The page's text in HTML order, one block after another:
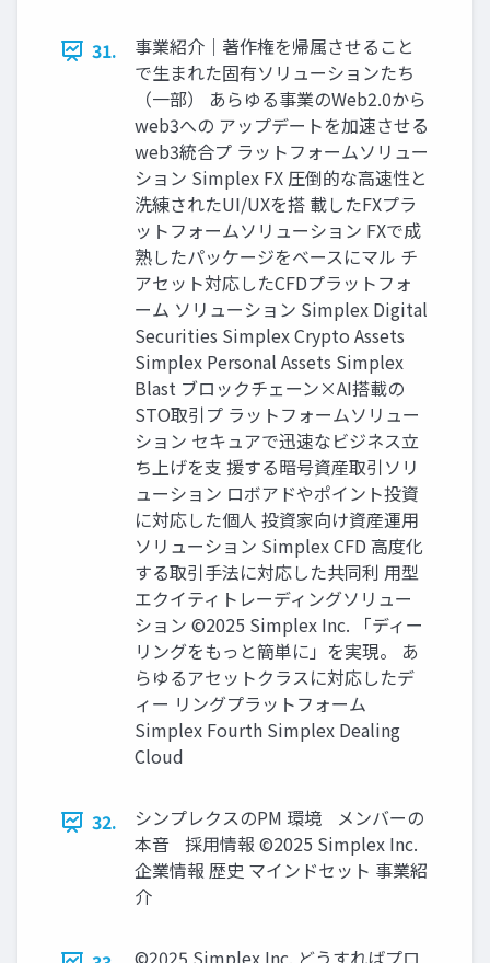
31.
事業紹介｜著作権を帰属させること
で生まれた固有ソリューションたち
（一部） あらゆる事業のWeb2.0から
web3への アップデートを加速させる
web3統合プ ラットフォームソリュー
ション Simplex FX 圧倒的な高速性と
洗練されたUI/UXを搭 載したFXプラ
ットフォームソリューション FXで成
熟したパッケージをベースにマル チ
アセット対応したCFDプラットフォ
ーム ソリューション Simplex Digital
Securities Simplex Crypto Assets
Simplex Personal Assets Simplex
Blast ブロックチェーン×AI搭載の
STO取引プ ラットフォームソリュー
ション セキュアで迅速なビジネス立
ち上げを支 援する暗号資産取引ソリ
ューション ロボアドやポイント投資
に対応した個人 投資家向け資産運用
ソリューション Simplex CFD 高度化
する取引手法に対応した共同利 用型
エクイティトレーディングソリュー
ション ©2025 Simplex Inc. 「ディー
リングをもっと簡単に」を実現。 あ
らゆるアセットクラスに対応したデ
ィー リングプラットフォーム
Simplex Fourth Simplex Dealing
Cloud
32.
シンプレクスのPM 環境 メンバーの
本音 採用情報 ©2025 Simplex Inc.
企業情報 歴史 マインドセット 事業紹
介